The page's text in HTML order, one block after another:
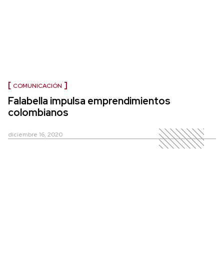
COMUNICACIÓN
Falabella impulsa emprendimientos
colombianos
diciembre 16, 2020